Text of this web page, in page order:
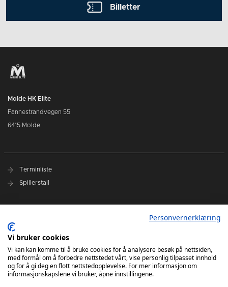
Billetter
Molde HK Elite
Fannestrandvegen 55
6415 Molde
Terminliste
Spillerstall
Kjøp billetter
Sesongkort
Personvernerklæring
Vi bruker cookies
Vi kan kan komme til å bruke cookies for å analysere besøk på nettsiden,
med formål om å forbedre nettstedet vårt, vise personlig tilpasset innhold
og for å gi deg en flott nettstedopplevelse. For mer informasjon om
informasjonskapslene vi bruker, åpne innstillingene.